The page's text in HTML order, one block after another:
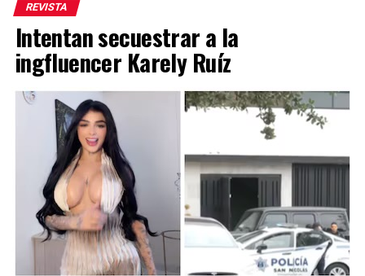
REVISTA
Intentan secuestrar a la
ingfluencer Karely Ruíz